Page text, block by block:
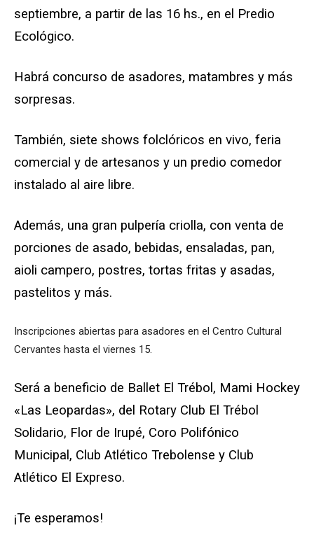
septiembre, a partir de las 16 hs., en el Predio
Ecológico.
Habrá concurso de asadores, matambres y más
sorpresas.
También, siete shows folclóricos en vivo, feria
comercial y de artesanos y un predio comedor
instalado al aire libre.
Además, una gran pulpería criolla, con venta de
porciones de asado, bebidas, ensaladas, pan,
aioli campero, postres, tortas fritas y asadas,
pastelitos y más.
Inscripciones abiertas para asadores en el Centro Cultural
Cervantes hasta el viernes 15.
Será a beneficio de Ballet El Trébol, Mami Hockey
«Las Leopardas», del Rotary Club El Trébol
Solidario, Flor de Irupé, Coro Polifónico
Municipal, Club Atlético Trebolense y Club
Atlético El Expreso.
¡Te esperamos!